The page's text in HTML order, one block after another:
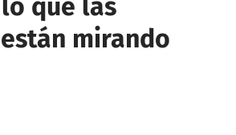
que las
mirando